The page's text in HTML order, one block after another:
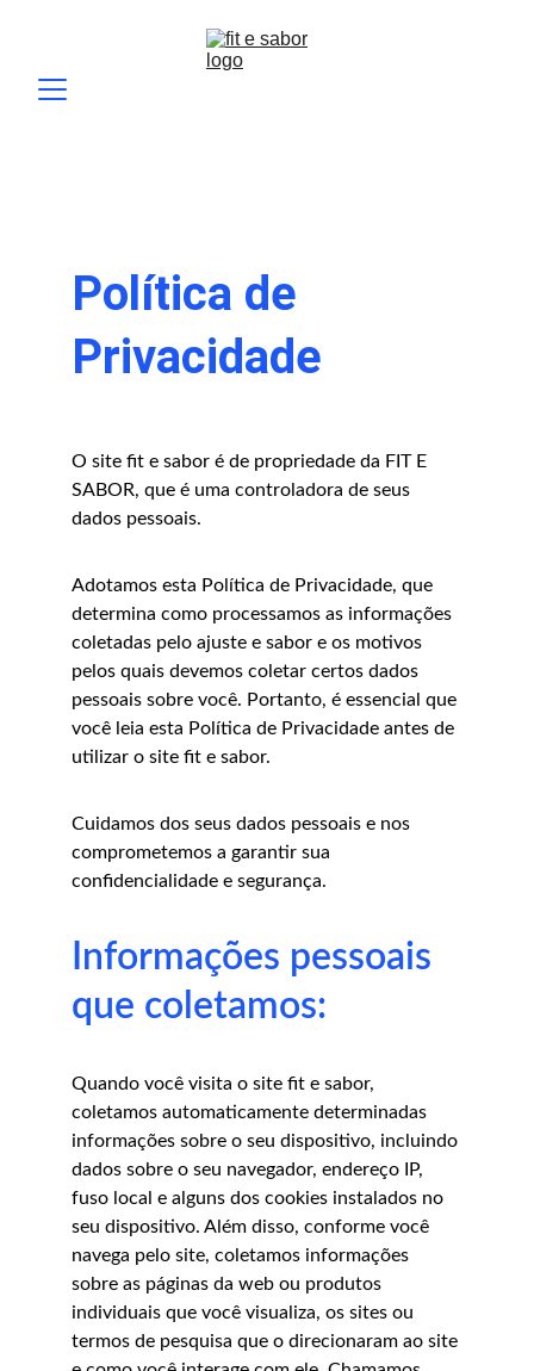
Política de
Privacidade
O site fit e sabor é de propriedade da FIT E
SABOR, que é uma controladora de seus
dados pessoais.
Adotamos esta Política de Privacidade, que
determina como processamos as informações
coletadas pelo ajuste e sabor e os motivos
pelos quais devemos coletar certos dados
pessoais sobre você. Portanto, é essencial que
você leia esta Política de Privacidade antes de
utilizar o site fit e sabor.
Cuidamos dos seus dados pessoais e nos
comprometemos a garantir sua
confidencialidade e segurança.
Informações pessoais
que coletamos:
Quando você visita o site fit e sabor,
coletamos automaticamente determinadas
informações sobre o seu dispositivo, incluindo
dados sobre o seu navegador, endereço IP,
fuso local e alguns dos cookies instalados no
seu dispositivo. Além disso, conforme você
navega pelo site, coletamos informações
sobre as páginas da web ou produtos
individuais que você visualiza, os sites ou
termos de pesquisa que o direcionaram ao site